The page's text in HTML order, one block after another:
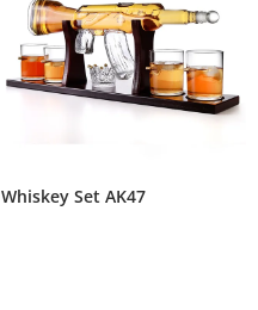
Whiskey Set AK47